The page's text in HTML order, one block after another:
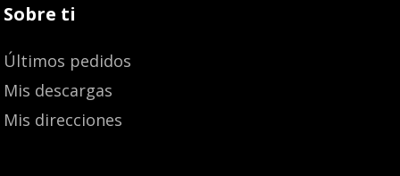
Sobre ti
Últimos pedidos
Mis descargas
Mis direcciones